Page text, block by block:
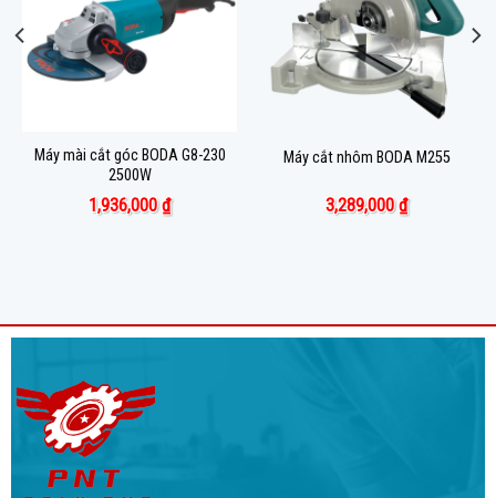
Máy mài cắt góc BODA G8-230
2500W
1,936,000₫
Máy cắt nhôm BODA M255
3,289,000₫